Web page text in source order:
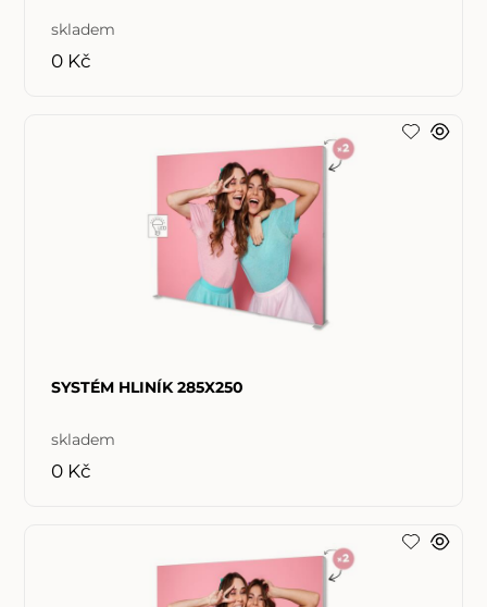
skladem
0 Kč
SYSTÉM HLINÍK 285X250
skladem
0 Kč